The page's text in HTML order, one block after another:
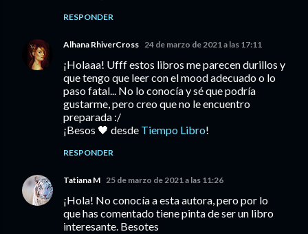
RESPONDER
Alhana RhiverCross 24 de marzo de 2021 a las 17:11
¡Holaaa! Ufff estos libros me parecen durillos y
que tengo que leer con el mood adecuado o lo
paso fatal... No lo conocía y sé que podría
gustarme, pero creo que no le encuentro
preparada :/
¡Besos 🖤 desde Tiempo Libro!
RESPONDER
Tatiana M 25 de marzo de 2021 a las 11:26
¡Hola! No conocía a esta autora, pero por lo
que has comentado tiene pinta de ser un libro
interesante. Besotes